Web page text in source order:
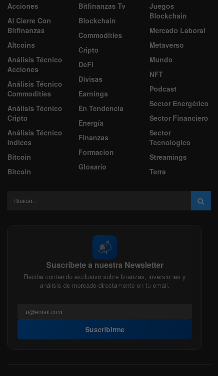
Acciones
Al Cierre Con
Bitfinanzas
Altcoins
Análisis Técnico
Acciones
Análisis Técnico
Commodities
Análisis Técnico
Cripto
Análisis Técnico
Indices
Bitcoin
Bitcoin
Bitfinanzas Tv
Blockchain
Commodities
Cripto
DeFi
Divisas
Earnings
En Tendencia
Energía
Finanzas
Formacion
Glosario
Juegos
Blockchain
Mercado Laboral
Metaverso
Mundo
NFT
Podcast
Sector Energético
Sector Financiero
Sector
Tecnologico
Streamings
Terra
📬
Suscríbete a nuestra Newsletter
Recibe contenido exclusivo sobre finanzas, inversiones y
análisis de mercado directamente en tu email.
Suscribirme